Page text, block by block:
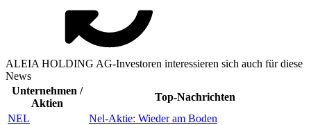
ALEIA HOLDING AG-Investoren interessieren sich auch für diese
News
Unternehmen /
Aktien
Top-Nachrichten
NEL
Nel-Aktie: Wieder am Boden